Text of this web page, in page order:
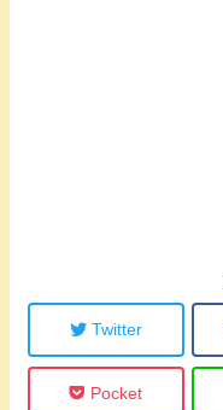
Twitter
Pocket